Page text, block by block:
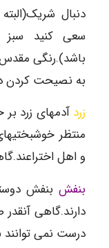
دنبال
سعی کنید سبز
باشد).رنگی مقدس
به نصیحت کردن
زرد آدمهای زرد
منتظر
و اهل
بنفشبنفش
دارند.گاهی
درست نمی توانند